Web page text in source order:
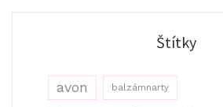
Štítky
avon balzámnarty